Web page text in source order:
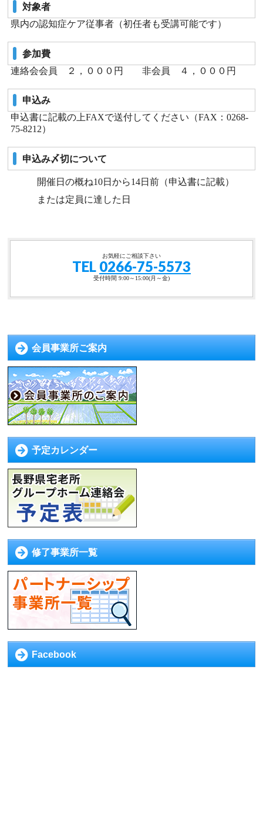
対象者
県内の認知症ケア従事者（初任者も受講可能です）
参加費
連絡会会員 ２，０００円 非会員 ４，０００円
申込み
申込書に記載の上FAXで送付してください（FAX：0268-
75-8212）
申込み〆切について
開催日の概ね10日から14日前（申込書に記載）
または定員に達した日
お気軽にご相談下さい
TEL 0266-75-5573
受付時間 9:00～15:00(月～金)
会員事業所ご案内
予定カレンダー
修了事業所一覧
Facebook